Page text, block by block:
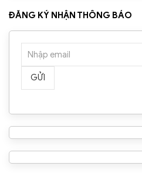
ĐĂNG KÝ NHẬN THÔNG BÁO
GỬI